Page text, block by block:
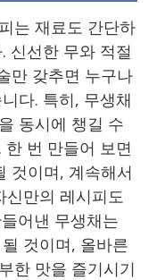
는 재료도 간단하
신선한 무와 적절
만 갖추면 누구나
다. 특히, 무생채
동시에 챙길 수
번 만들어 보면
것이며, 계속해서
만의 레시피도
어낸 무생채는
것이며, 올바른
한 맛을 즐기시기